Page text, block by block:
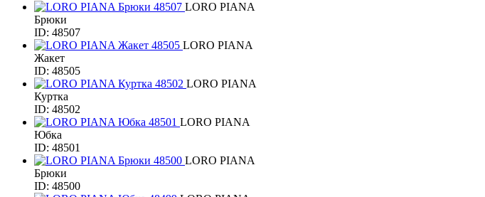
LORO PIANA
Брюки
ID: 48507
LORO PIANA
Жакет
ID: 48505
LORO PIANA
Куртка
ID: 48502
LORO PIANA
Юбка
ID: 48501
LORO PIANA
Брюки
ID: 48500